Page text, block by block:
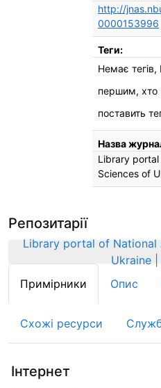
http://
0000153996
Теги:
Немає тегів,
першим, хто
поставить
Назва
Library
Sciences of
Репозитарії
Library portal of National
Ukraine |
Примірники
Опис
Схожі ресурси
Інтернет